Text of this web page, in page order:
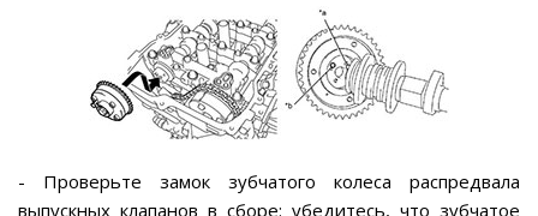
- Проверьте замок зубчатого колеса распредвала
выпускных клапанов в сборе: убедитесь, что зубчатое